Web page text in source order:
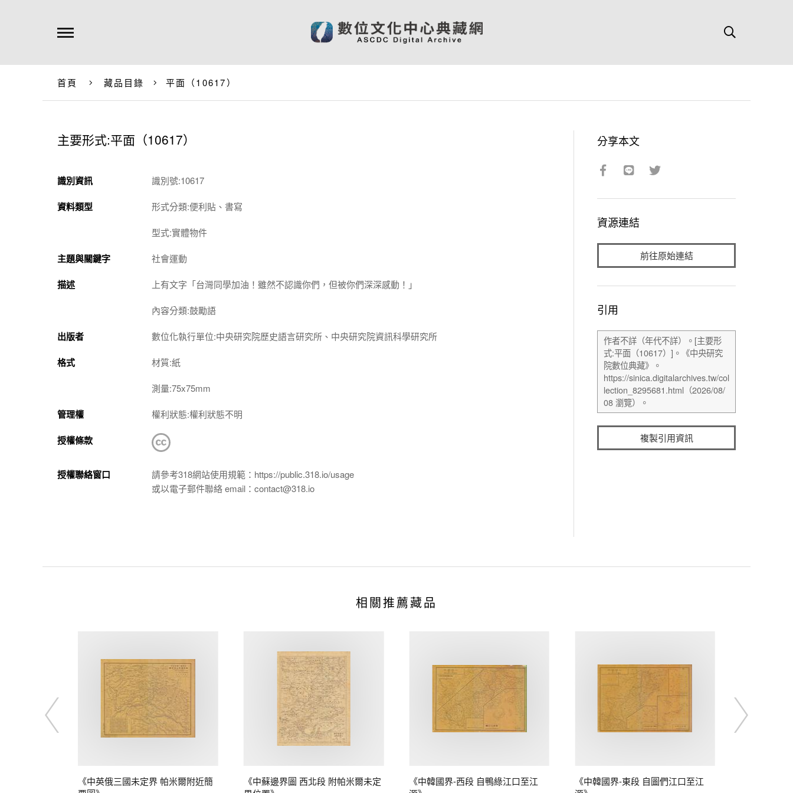
首頁 藏品目錄 平面（10617）
主要形式:平面（10617）
識別資訊 識別號:10617
資料類型 形式分類:便利貼、書寫
型式:實體物件
主題與關鍵字 社會運動
描述 上有文字「台灣同學加油！雖然不認識你們，但被你們深深感動！」
內容分類:鼓勵語
出版者 數位化執行單位:中央研究院歷史語言研究所、中央研究院資訊科學研究所
格式 材質:紙
測量:75x75mm
管理權 權利狀態:權利狀態不明
授權條款
授權聯絡窗口
請參考318網站使用規範：https://public.318.io/usage
或以電子郵件聯絡 email：contact@318.io
分享本文
資源連結
前往原始連結
引用
複製引用資訊
相關推薦藏品
《中英俄三國未定界 帕米爾附近簡
《中蘇邊界圖 西北段 附帕米爾未定
《中韓國界-西段 自鴨綠江口至江
《中韓國界-東段 自圖們江口至江